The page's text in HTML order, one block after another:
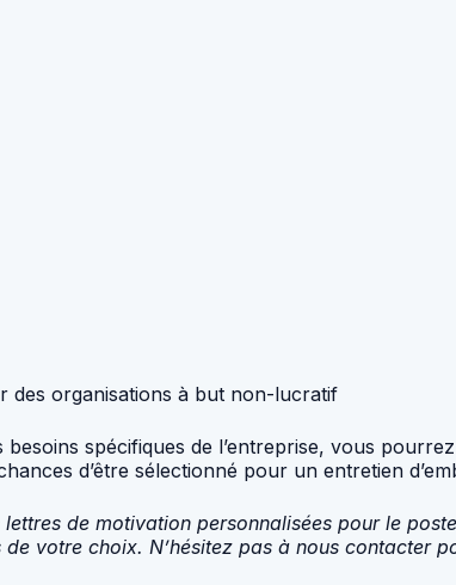
des organisations à but non-lucratif
spécifiques de l’entreprise, vous
d’être sélectionné pour un entretien
de motivation personnalisées pour le
votre choix. N’hésitez pas à nous contacter